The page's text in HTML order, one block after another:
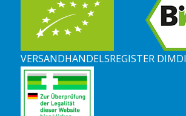
VERSANDHANDELSREGISTER DIMDI